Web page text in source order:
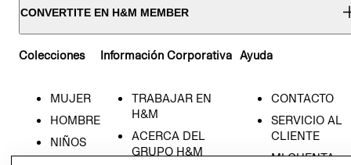
CONVERTITE EN H&M MEMBER
Colecciones
MUJER
HOMBRE
NIÑOS
Información Corporativa
TRABAJAR EN
H&M
ACERCA DEL
GRUPO H&M
Ayuda
CONTACTO
SERVICIO AL
CLIENTE
MI CUENTA